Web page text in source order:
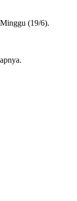
(19/6).